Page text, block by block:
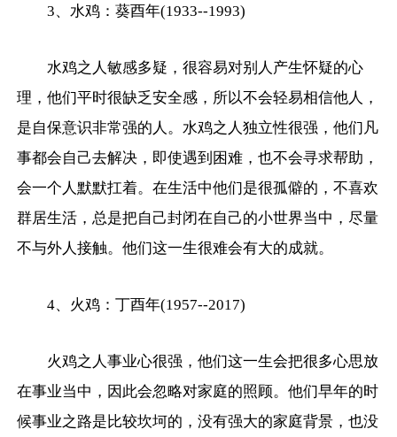
3、水鸡：葵酉年(1933--1993)
水鸡之人敏感多疑，很容易对别人产生怀疑的心
理，他们平时很缺乏安全感，所以不会轻易相信他人，
是自保意识非常强的人。水鸡之人独立性很强，他们凡
事都会自己去解决，即使遇到困难，也不会寻求帮助，
会一个人默默扛着。在生活中他们是很孤僻的，不喜欢
群居生活，总是把自己封闭在自己的小世界当中，尽量
不与外人接触。他们这一生很难会有大的成就。
4、火鸡：丁酉年(1957--2017)
火鸡之人事业心很强，他们这一生会把很多心思放
在事业当中，因此会忽略对家庭的照顾。他们早年的时
候事业之路是比较坎坷的，没有强大的家庭背景，也没